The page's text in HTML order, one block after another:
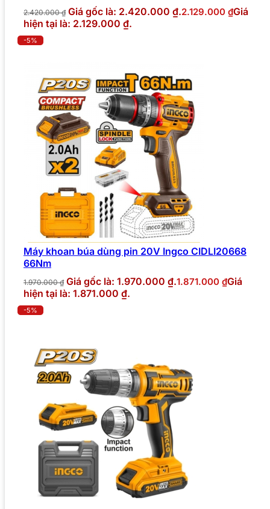
2.420.000₫ Giá gốc là: 2.420.000 ₫.2.129.000 ₫Giá
hiện tại là: 2.129.000 ₫.
-5%
Máy khoan búa dùng pin 20V Ingco CIDLI20668
66Nm
1.970.000₫ Giá gốc là: 1.970.000 ₫.1.871.000 ₫Giá
hiện tại là: 1.871.000 ₫.
-5%